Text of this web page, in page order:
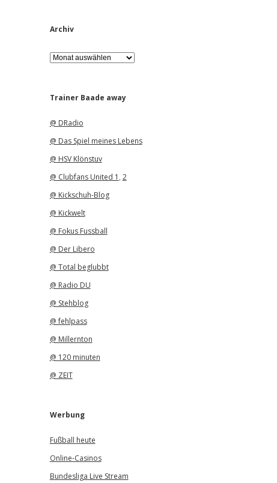
Archiv
A
r
iTrainer Baade away
@ DRadio
@ Das Spiel meines Lebens
@ HSV Klönstuv
@ Clubfans United 1 , 2
@ Kickschuh-Blog
@ Kickwelt
@ Fokus Fussball
@ Der Libero
@ Total beglubbt
@ Radio DU
@ Stehblog
@ fehlpass
@ Millernton
@ 120 minuten
@ ZEIT
Werbung
Fußball heute
Online-Casinos
Bundesliga Live Stream